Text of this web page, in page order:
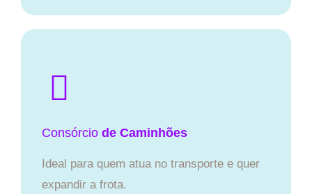
Consórcio de Caminhões
Ideal para quem atua no transporte e quer
expandir a frota.